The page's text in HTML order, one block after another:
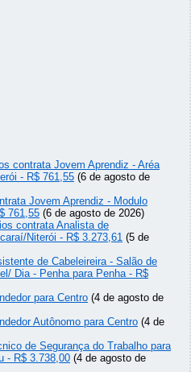
contrata Jovem Aprendiz - Aréa
- R$ 761,55 (6 de agosto de
Jovem Aprendiz - Modulo
761,55 (6 de agosto de 2026)
contrata Analista de
Niterói - R$ 3.273,61 (5 de
de Cabeleireira - Salão de
Dia - Penha para Penha - R$
para Centro (4 de agosto de
Autônomo para Centro (4 de
de Segurança do Trabalho para
- R$ 3.738,00 (4 de agosto de